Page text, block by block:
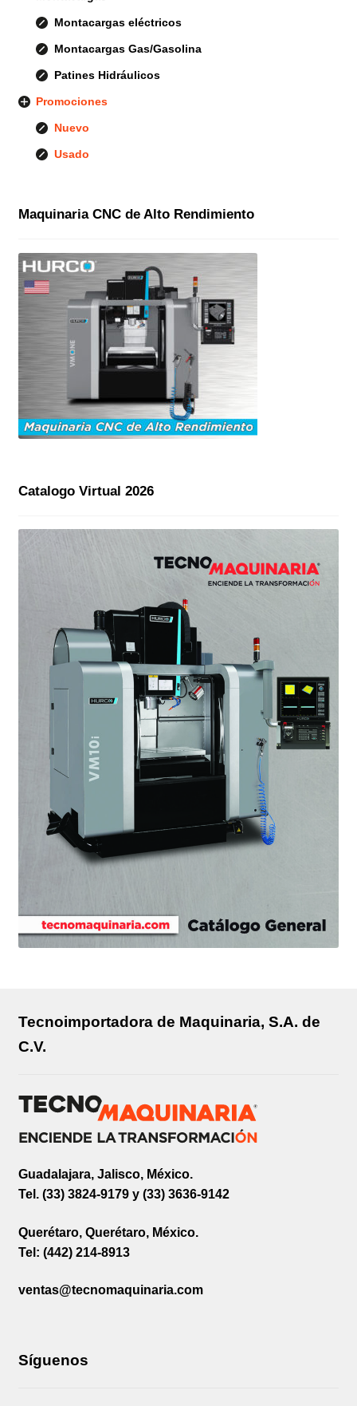
Montacargas eléctricos
Montacargas Gas/Gasolina
Patines Hidráulicos
Promociones
Nuevo
Usado
Maquinaria CNC de Alto Rendimiento
Catalogo Virtual 2026
Tecnoimportadora de Maquinaria, S.A. de
C.V.
Guadalajara, Jalisco, México.
Tel. (33) 3824-9179 y (33) 3636-9142
Querétaro, Querétaro, México.
Tel: (442) 214-8913
ventas@tecnomaquinaria.com
Síguenos